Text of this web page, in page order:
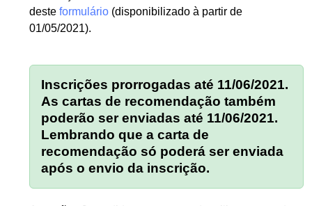
deste formulário (disponibilizado à partir de
01/05/2021).
Inscrições prorrogadas até 11/06/2021.
As cartas de recomendação também
poderão ser enviadas até 11/06/2021.
Lembrando que a carta de
recomendação só poderá ser enviada
após o envio da inscrição.